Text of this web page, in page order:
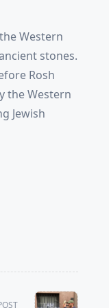
Western
stones.
Rosh
the Western
Jewish